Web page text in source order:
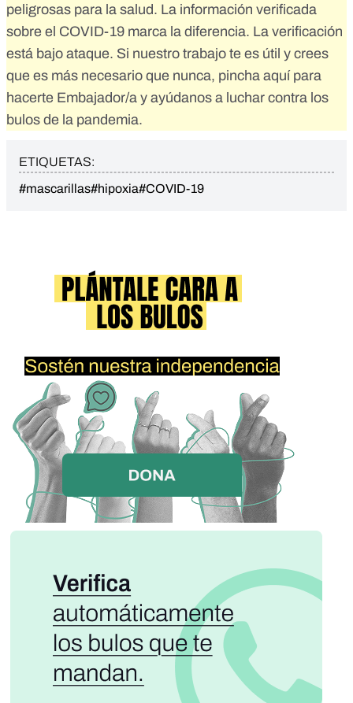
peligrosas para la salud. La información verificada
sobre el COVID-19 marca la diferencia. La verificación
está bajo ataque. Si nuestro trabajo te es útil y crees
que es más necesario que nunca, pincha aquí para
hacerte Embajador/a y ayúdanos a luchar contra los
bulos de la pandemia.
ETIQUETAS:
#mascarillas#hipoxia#COVID-19